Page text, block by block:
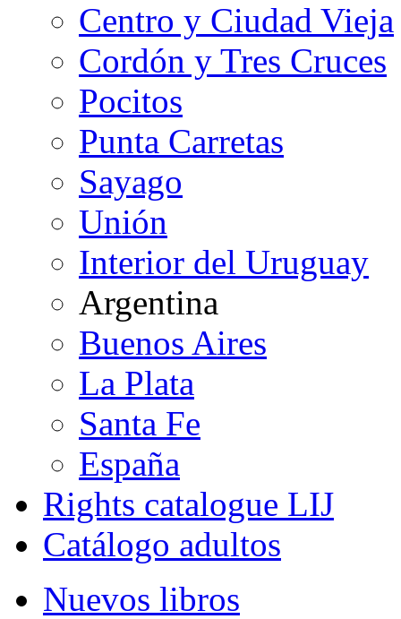
Centro y Ciudad Vieja
Cordón y Tres Cruces
Pocitos
Punta Carretas
Sayago
Unión
Interior del Uruguay
Argentina
Buenos Aires
La Plata
Santa Fe
España
Rights catalogue LIJ
Catálogo adultos
Nuevos libros